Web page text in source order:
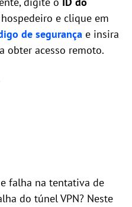
e clique em
de segurança e insira
obter acesso remoto.
falha na tentativa de
do túnel VPN? Neste